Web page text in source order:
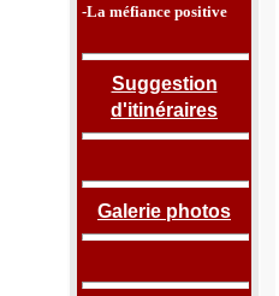
-La méfiance positive
Suggestion
d'itinéraires
Galerie photos